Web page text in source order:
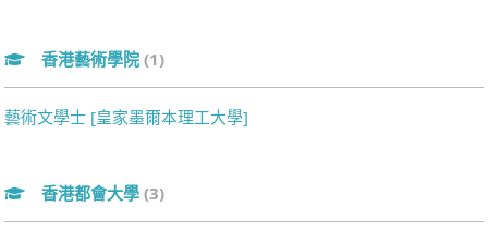
香港藝術學院 (1)
藝術文學士 [皇家墨爾本理工大學]
香港都會大學 (3)